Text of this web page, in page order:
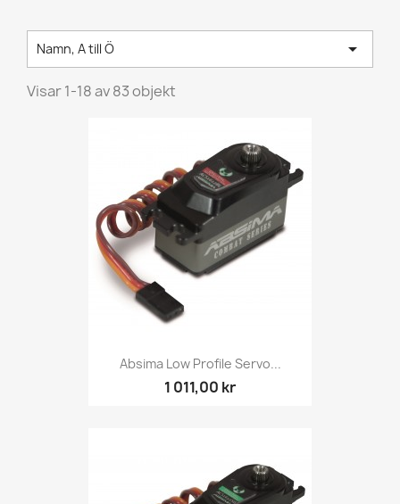
Namn, A till Ö 
Visar 1-18 av 83 objekt
Absima Low Profile Servo...
1 011,00 kr